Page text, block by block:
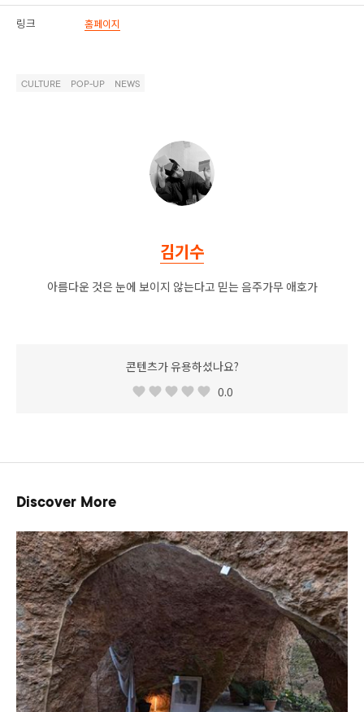
링크 홈페이지
CULTURE POP-UP NEWS
김기수
아름다운 것은 눈에 보이지 않는다고 믿는 음주가무 애호가
콘텐츠가 유용하셨나요?
0.0
Discover More